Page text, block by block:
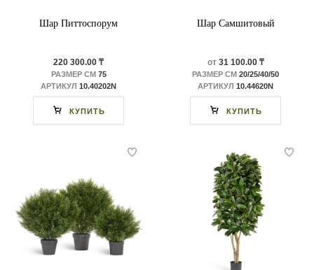
Шар Питтоспорум
220 300.00 ₸
РАЗМЕР СМ 75
АРТИКУЛ 10.40202N
КУПИТЬ
Шар Самшитовый
от31 100.00 ₸
РАЗМЕР СМ 20/25/40/50
АРТИКУЛ 10.44620N
КУПИТЬ